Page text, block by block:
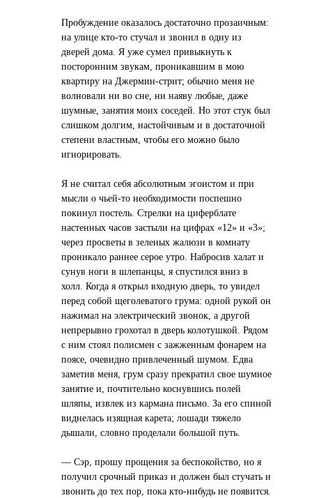
Пробуждение оказалось достаточно прозаичным:
на улице кто-то стучал и звонил в одну из
дверей дома. Я уже сумел привыкнуть к
посторонним звукам, проникавшим в мою
квартиру на Джермин-стрит; обычно меня не
волновали ни во сне, ни наяву любые, даже
шумные, занятия моих соседей. Но этот стук был
слишком долгим, настойчивым и в достаточной
степени властным, чтобы его можно было
игнорировать.
Я не считал себя абсолютным эгоистом и при
мысли о чьей-то необходимости поспешно
покинул постель. Стрелки на циферблате
настенных часов застыли на цифрах «12» и «3»;
через просветы в зеленых жалюзи в комнату
проникало раннее серое утро. Набросив халат и
сунув ноги в шлепанцы, я спустился вниз в
холл. Когда я открыл входную дверь, то увидел
перед собой щеголеватого грума: одной рукой он
нажимал на электрический звонок, а другой
непрерывно грохотал в дверь колотушкой. Рядом
с ним стоял полисмен с зажженным фонарем на
поясе, очевидно привлеченный шумом. Едва
заметив меня, грум сразу прекратил свое шумное
занятие и, почтительно коснувшись полей
шляпы, извлек из кармана письмо. За его спиной
виднелась изящная карета; лошади тяжело
дышали, словно проделали большой путь.
— Сэр, прошу прощения за беспокойство, но я
получил срочный приказ и должен был стучать и
звонить до тех пор, пока кто-нибудь не появится.